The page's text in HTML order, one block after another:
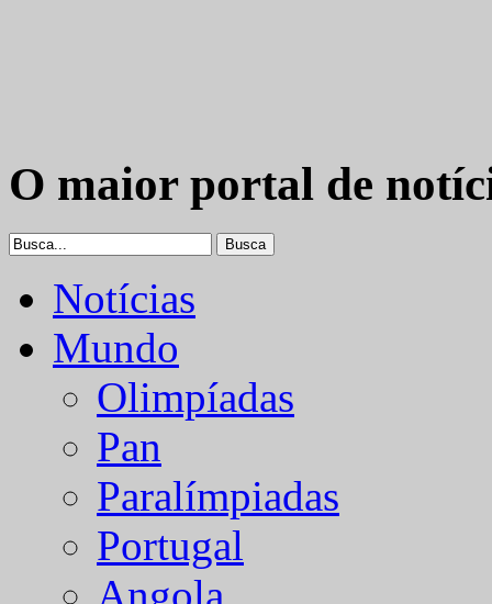
O maior portal de
Notícias
Mundo
Olimpíadas
Pan
Paralímpiadas
Portugal
Angola